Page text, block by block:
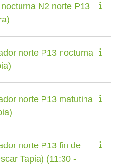
N2 norte P13
norte P13 nocturna
norte P13 matutina
norte P13 fin de
Tapia) (11:30 -